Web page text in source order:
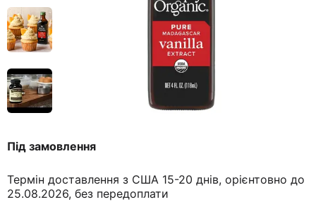
Під замовлення
Термін доставлення з США 15-20 днів, орієнтовно до
25.08.2026, без передоплати